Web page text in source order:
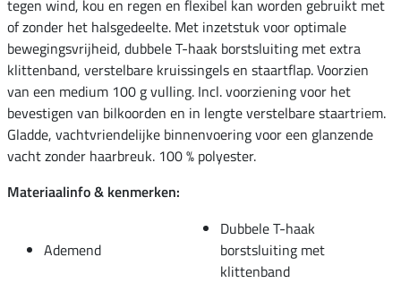
tegen wind, kou en regen en flexibel kan worden gebruikt met
of zonder het halsgedeelte. Met inzetstuk voor optimale
bewegingsvrijheid, dubbele T-haak borstsluiting met extra
klittenband, verstelbare kruissingels en staartflap. Voorzien
van een medium 100 g vulling. Incl. voorziening voor het
bevestigen van bilkoorden en in lengte verstelbare staartriem.
Gladde, vachtvriendelijke binnenvoering voor een glanzende
vacht zonder haarbreuk. 100 % polyester.
Materiaalinfo & kenmerken:
Ademend
Dubbele T-haak
borstsluiting met
klittenband